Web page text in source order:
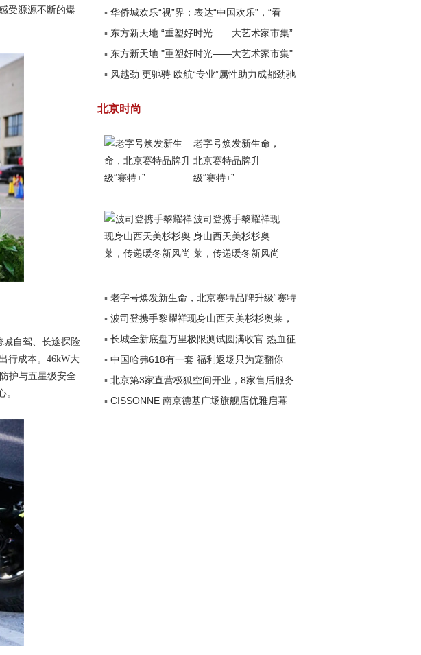
▪ 华侨城欢乐“视”界：表达“中国欢乐”，“看
见”美好中国
▪ 东方新天地 “重塑好时光——大艺术家市集”
圆满落幕
▪ 东方新天地 "重塑好时光——大艺术家市集"
第四期已盛大开幕
▪ 风越劲 更驰骋 欧航“专业”属性助力成都劲驰
北京时尚
老字号焕发新生命，
北京赛特品牌升
级“赛特+”
波司登携手黎耀祥现
身山西天美杉杉奥
莱，传递暖冬新风尚
▪ 老字号焕发新生命，北京赛特品牌升级“赛特
+”
▪ 波司登携手黎耀祥现身山西天美杉杉奥莱，
传递暖冬新风尚
▪ 长城全新底盘万里极限测试圆满收官 热血征
途淬炼极致性能
▪ 中国哈弗618有一套 福利返场只为宠翻你
▪ 北京第3家直营极狐空间开业，8家售后服务
覆盖全城
▪ CISSONNE 南京德基广场旗舰店优雅启幕
受源源不断的爆
城自驾、长途探险
行成本。46kW大
护与五星级安全
。